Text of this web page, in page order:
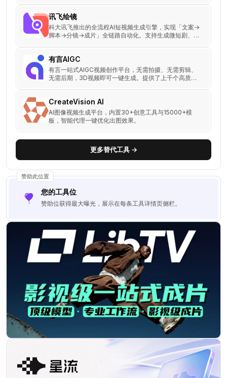
讯飞绘镜
科大讯飞推出的全流程AI短视频生成引擎，实现「文案→
脚本→分镜→成片」全链路自动化。支持生成微短剧、产
有言AIGC
有言一站式AIGC视频创作平台，无需拍摄、无需剪辑、
无需后期，3D视频即可一键生成。提供了上千个高质量
CreateVision AI
AI图像视频生成平台，内置30+创意工具与15000+模
板，智能代理一键优化出图效果。
更多替代工具 →
赞助此位置
您的工具位
赞助位获得最大曝光，展示在每条工具详情页侧栏。